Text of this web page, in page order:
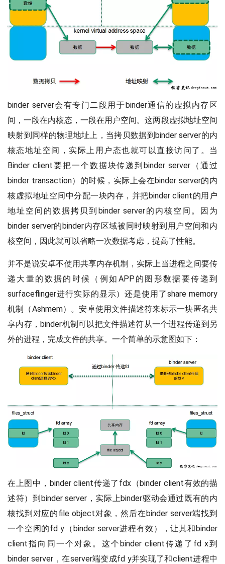
binder server会有专门二段用于binder通信的虚拟内存区
间，一段在内核态，一段在用户空间。这两段虚拟地址空间
映射到同样的物理地址上，当拷贝数据到binder server的内
核态地址空间，实际上用户态也就可以直接访问了。当
Binder client要把一个数据块传递到binder server（通过
binder transaction）的时候，实际上会在binder server的内
核虚拟地址空间中分配一块内存，并把binder client的用户
地址空间的数据拷贝到binder server的内核空间。因为
binder server的binder内存区域被同时映射到用户空间和内
核空间，因此就可以省略一次数据考虑，提高了性能。
并不是说安卓不使用共享内存机制，实际上当进程之间要传
递大量的数据的时候（例如APP的图形数据要传递到
surfaceflinger进行实际的显示）还是使用了share memory
机制（Ashmem）。安卓使用文件描述符来标示一块匿名共
享内存，binder机制可以把文件描述符从一个进程传递到另
外的进程，完成文件的共享。一个简单的示意图如下：
在上图中，binder client传递了fdx（binder client有效的描
述符）到binder server，实际上binder驱动会通过既有的内
核找到对应的file object对象，然后在binder server端找到
一个空闲的fd y（binder server进程有效），让其和binder
client指向同一个对象。这个binder client传递了fd x到
binder server，在server端变成fd y并实现了和client进程中